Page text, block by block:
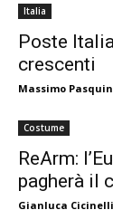
Italia
Poste
crescenti
Massimo
Costume
ReArm:
pagherà il
Gianluca Cicinelli